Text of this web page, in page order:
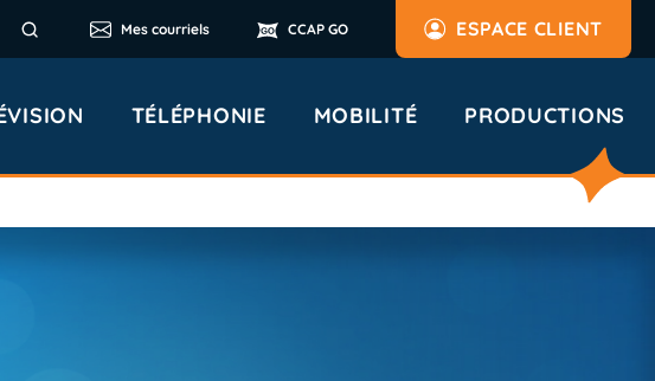
Mes courriels CCAP GO ESPACE CLIENT
TÉLÉPHONIE MOBILITÉ PRODUCTIONS